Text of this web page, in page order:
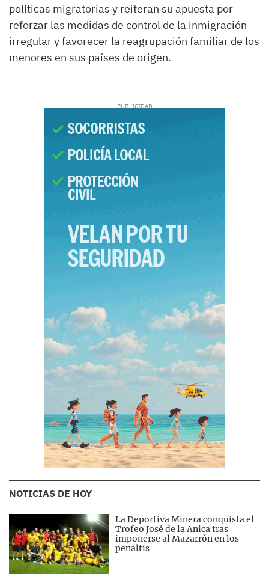
políticas migratorias y reiteran su apuesta por
reforzar las medidas de control de la inmigración
irregular y favorecer la reagrupación familiar de los
menores en sus países de origen.
NOTICIAS DE HOY
La Deportiva Minera conquista el
Trofeo José de la Anica tras
imponerse al Mazarrón en los
penaltis